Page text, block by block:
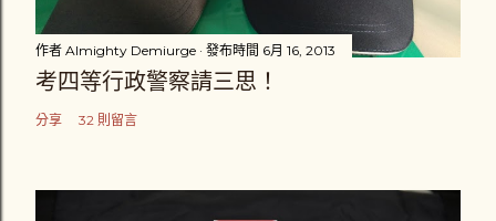
作者 Almighty Demiurge 發布時間 6月 16, 2013
考四等行政警察請三思！
分享 32 則留言